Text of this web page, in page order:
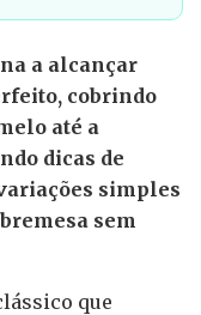
a alcançar
cobrindo
até a
dicas de
simples
sem
que